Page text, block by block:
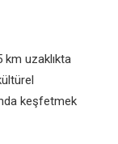
km uzaklıkta
keşfetmek